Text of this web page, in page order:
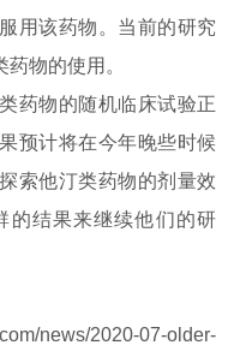
用该药物。当前的研究
物的使用。
物的随机临床试验正
预计将在今年晚些时候
索他汀类药物的剂量效
的结果来继续他们的研
news/2020-07-older-